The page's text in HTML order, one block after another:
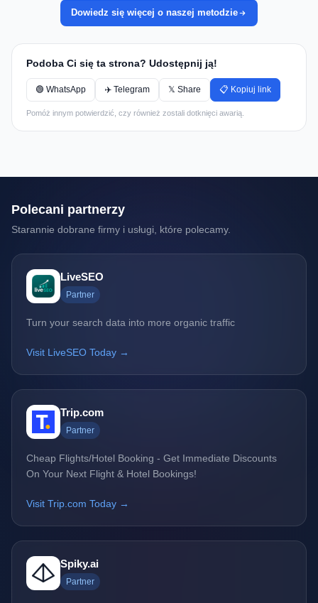
Dowiedz się więcej o naszej metodzie
Podoba Ci się ta strona? Udostępnij ją!
🟢 WhatsApp ✈️ Telegram 𝕏 Share 📋 Kopiuj link
Pomóż innym potwierdzić, czy również zostali dotknięci awarią.
Polecani partnerzy
Starannie dobrane firmy i usługi, które polecamy.
LiveSEO
Partner
Turn your search data into more organic traffic
Visit LiveSEO Today →
Trip.com
Partner
Cheap Flights/Hotel Booking - Get Immediate Discounts
On Your Next Flight & Hotel Bookings!
Visit Trip.com Today →
Spiky.ai
Partner